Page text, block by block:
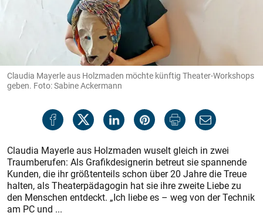
Claudia Mayerle aus Holzmaden möchte künftig Theater-Workshops
geben. Foto: Sabine Ackermann
Claudia Mayerle aus Holzmaden wuselt gleich in zwei
Traumberufen: Als Grafikdesignerin betreut sie spannende
Kunden, die ihr größtenteils schon über 20 Jahre die Treue
halten, als Theaterpädagogin hat sie ihre zweite Liebe zu
den Menschen entdeckt. „Ich liebe es – weg von der Technik
am PC und ...